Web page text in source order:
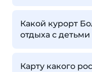
Какой курорт
отдыха с детьми
Карту какого